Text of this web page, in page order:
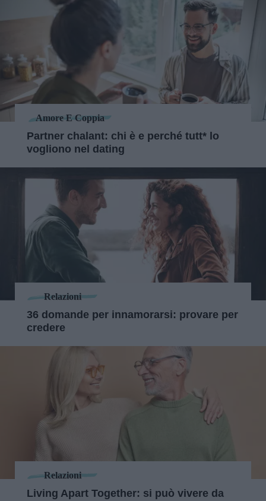
Amore E Coppia
Partner chalant: chi è e perché tutt* lo
vogliono nel dating
Relazioni
36 domande per innamorarsi: provare per
credere
Relazioni
Living Apart Together: si può vivere da